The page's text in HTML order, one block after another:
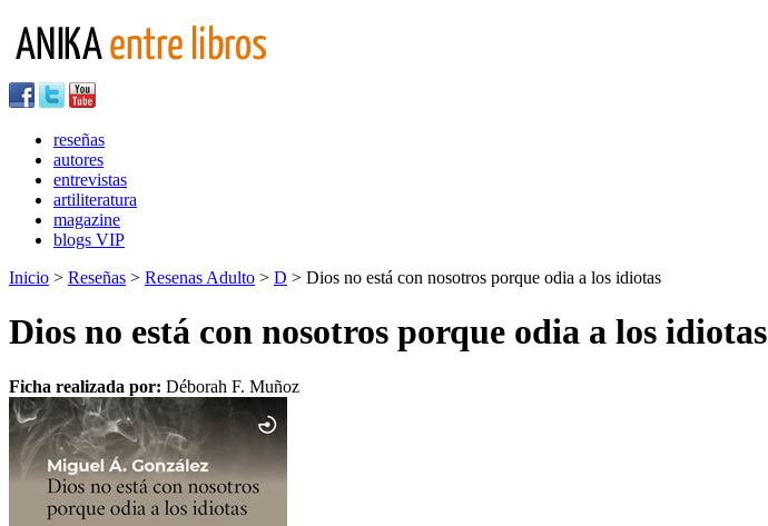
reseñas
autores
entrevistas
artiliteratura
magazine
blogs VIP
Inicio > Reseñas > Resenas Adulto > D > Dios no está con nosotros porque odia a los idiotas
Dios no está con nosotros porque odia a los idiotas
Ficha realizada por: Déborah F. Muñoz